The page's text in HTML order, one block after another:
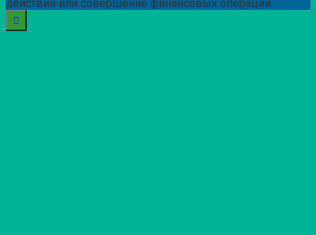
действий или совершение финансовых операций.